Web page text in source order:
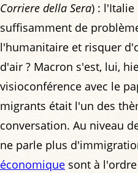
Corriere della Sera) : l'Italie
suffisamment de
l'humanitaire et risquer
d'air ? Macron s'est, lui,
visioconférence avec le
migrants était l'un des
conversation. Au niveau
ne parle plus
économique sont à